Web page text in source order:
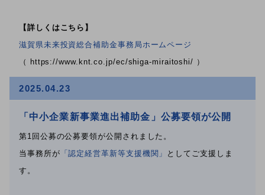
【詳しくはこちら】
滋賀県未来投資総合補助金事務局ホームページ
（ https://www.knt.co.jp/ec/shiga-miraitoshi/ ）
2025.04.23
「中小企業新事業進出補助金」公募要領が公開
第1回公募の公募要領が公開されました。
当事務所が 「認定経営革新等支援機関」
としてご支援しま
す。